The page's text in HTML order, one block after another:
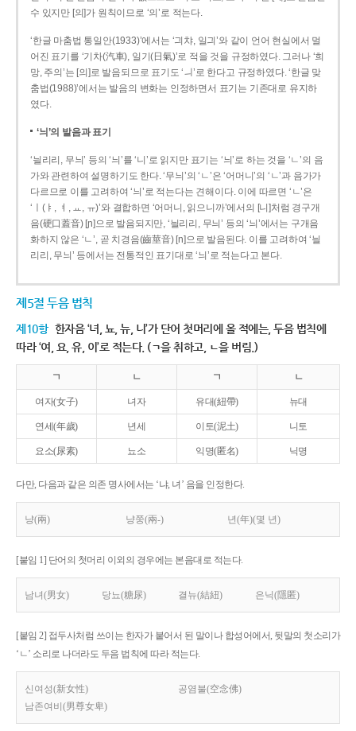
수 있지만 [의]가 원칙이므로 ‘의’로 적는다.
‘한글 마춤법 통일안(1933)’에서는 ‘긔챠, 일긔’와 같이 언어 현실에서 멀
어진 표기를 ‘기차(汽車), 일기(日氣)’로 적을 것을 규정하였다. 그러나 ‘희
망, 주의’는 [의]로 발음되므로 표기도 ‘ㅢ’로 한다고 규정하였다. ‘한글 맞
춤법(1988)’에서는 발음의 변화는 인정하면서 표기는 기존대로 유지하
였다.
‘늬’의 발음과 표기
‘늴리리, 무늬’ 등의 ‘늬’를 ‘니’로 읽지만 표기는 ‘늬’로 하는 것을 ‘ㄴ’의 음
가와 관련하여 설명하기도 한다. ‘무늬’의 ‘ㄴ’은 ‘어머니’의 ‘ㄴ’과 음가가
다르므로 이를 고려하여 ‘늬’로 적는다는 견해이다. 이에 따르면 ‘ㄴ’은
‘ㅣ(ㅑ, ㅕ, ㅛ, ㅠ)’와 결합하면 ‘어머니, 읽으니까’에서의 [니]처럼 경구개
음(硬口蓋音) [ɲ]으로 발음되지만, ‘늴리리, 무늬’ 등의 ‘늬’에서는 구개음
화하지 않은 ‘ㄴ’, 곧 치경음(齒莖音) [n]으로 발음된다. 이를 고려하여 ‘늴
리리, 무늬’ 등에서는 전통적인 표기대로 ‘늬’로 적는다고 본다.
제5절 두음 법칙
제10항 한자음 ‘녀, 뇨, 뉴, 니’가 단어 첫머리에 올 적에는, 두음 법칙에
따라 ‘여, 요, 유, 이’로 적는다. (ㄱ을 취하고, ㄴ을 버림.)
ㄱ ㄴ ㄱ ㄴ
여자(女子) 녀자 유대(紐帶) 뉴대
연세(年歲) 년세 이토(泥土) 니토
요소(尿素) 뇨소 익명(匿名) 닉명
다만, 다음과 같은 의존 명사에서는 ‘냐, 녀’ 음을 인정한다.
냥(兩) 냥쭝(兩-) 년(年)(몇 년)
[붙임 1] 단어의 첫머리 이외의 경우에는 본음대로 적는다.
남녀(男女) 당뇨(糖尿) 결뉴(結紐) 은닉(隱匿)
[붙임 2] 접두사처럼 쓰이는 한자가 붙어서 된 말이나 합성어에서, 뒷말의 첫소리가
‘ㄴ’ 소리로 나더라도 두음 법칙에 따라 적는다.
신여성(新女性)
공염불(空念佛)
남존여비(男尊女卑)